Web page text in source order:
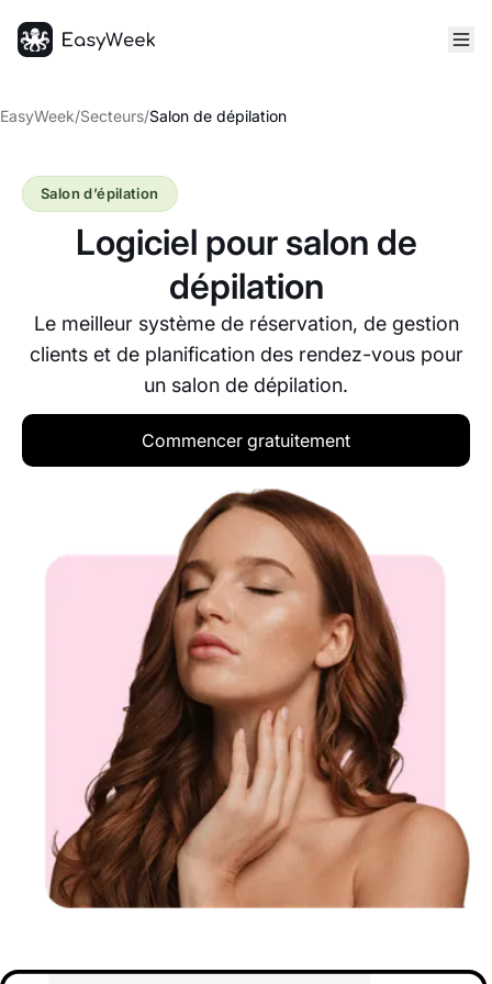
EasyWeek/Secteurs/Salon de dépilation
Logiciel pour salon de
dépilation
Le meilleur système de réservation, de gestion
clients et de planification des rendez-vous pour
un salon de dépilation.
Salon d’épilation
Commencer gratuitement